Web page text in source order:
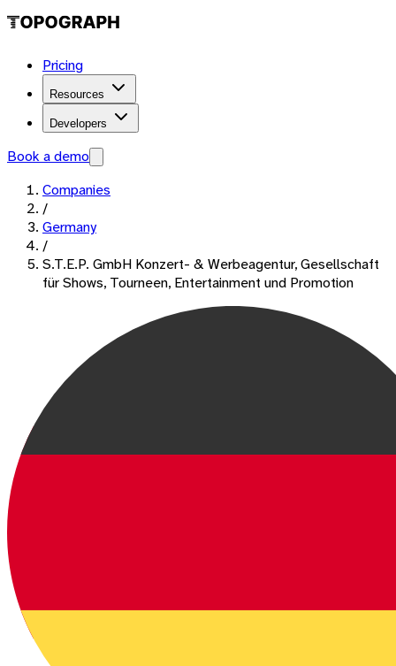
Pricing
Resources
Developers
Book a demo
Companies
/
Germany
/
S.T.E.P. GmbH Konzert- & Werbeagentur, Gesellschaft
für Shows, Tourneen, Entertainment und Promotion